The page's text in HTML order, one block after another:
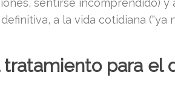
sentirse incomprendido) y
a la vida cotidiana (“ya
tratamiento para el